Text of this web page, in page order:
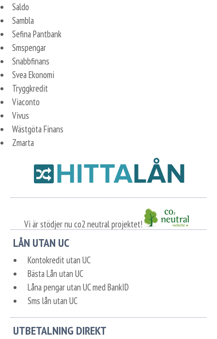
Saldo
Sambla
Sefina Pantbank
Smspengar
Snabbfinans
Svea Ekonomi
Tryggkredit
Viaconto
Vivus
Wästgöta Finans
Zmarta
Vi är stödjer nu co2 neutral projektet!
LÅN UTAN UC
Kontokredit utan UC
Bästa Lån utan UC
Låna pengar utan UC med BankID
Sms lån utan UC
UTBETALNING DIREKT